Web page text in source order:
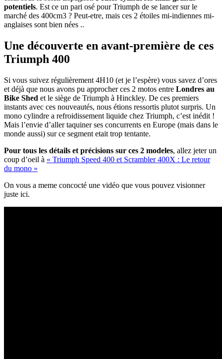
potentiels. Est ce un pari osé pour Triumph de se lancer sur le
marché des 400cm3 ? Peut-etre, mais ces 2 étoiles mi-indiennes mi-
anglaises sont bien nées ..
Une découverte en avant-première de ces
Triumph 400
Si vous suivez régulièrement 4H10 (et je l’espère) vous savez d’ores
et déjà que nous avons pu approcher ces 2 motos entre Londres au
Bike Shed et le siège de Triumph à Hinckley. De ces premiers
instants avec ces nouveautés, nous étions ressortis plutot surpris. Un
mono cylindre a refroidissement liquide chez Triumph, c’est inédit !
Mais l’envie d’aller taquiner ses concurrents en Europe (mais dans le
monde aussi) sur ce segment etait trop tentante.
Pour tous les détails et précisions sur ces 2 modeles, allez jeter un
coup d’oeil à « Triumph Speed 400 et Scrambler 400X : Le retour
du mono »
On vous a meme concocté une vidéo que vous pouvez visionner
juste ici.